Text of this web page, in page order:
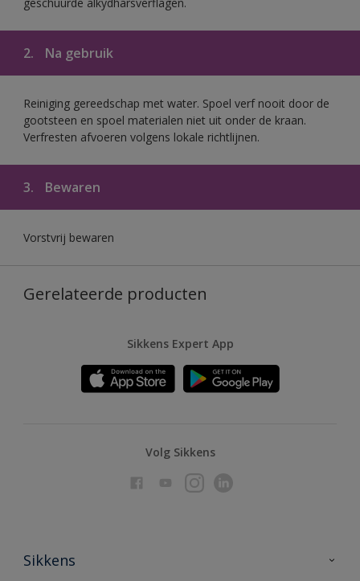
2. Na gebruik
Reiniging gereedschap met water. Spoel verf nooit door de
gootsteen en spoel materialen niet uit onder de kraan.
Verfresten afvoeren volgens lokale richtlijnen.
3. Bewaren
Vorstvrij bewaren
Gerelateerde producten
Sikkens Expert App
Volg Sikkens
Sikkens